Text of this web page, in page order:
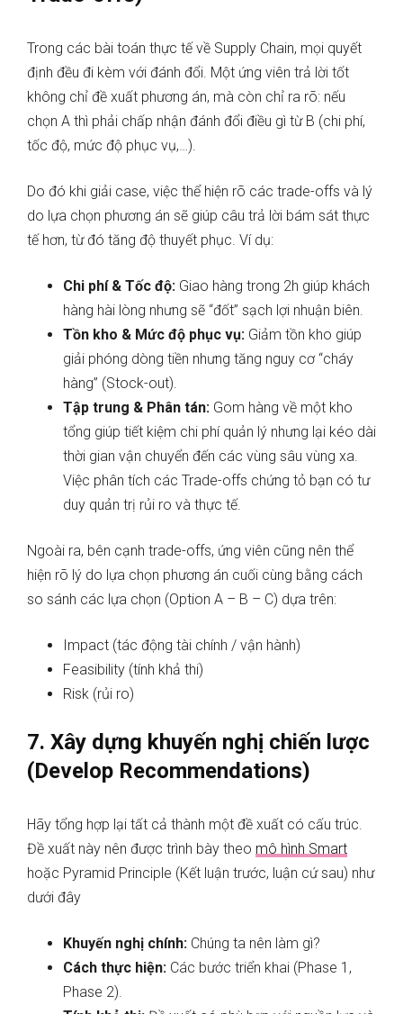
Trong các bài toán thực tế về Supply Chain, mọi quyết
định đều đi kèm với đánh đổi. Một ứng viên trả lời tốt
không chỉ đề xuất phương án, mà còn chỉ ra rõ: nếu
chọn A thì phải chấp nhận đánh đổi điều gì từ B (chi phí,
tốc độ, mức độ phục vụ,…).
Do đó khi giải case, việc thể hiện rõ các trade-offs và lý
do lựa chọn phương án sẽ giúp câu trả lời bám sát thực
tế hơn, từ đó tăng độ thuyết phục. Ví dụ:
Chi phí & Tốc độ: Giao hàng trong 2h giúp khách
hàng hài lòng nhưng sẽ “đốt” sạch lợi nhuận biên.
Tồn kho & Mức độ phục vụ: Giảm tồn kho giúp
giải phóng dòng tiền nhưng tăng nguy cơ “cháy
hàng” (Stock-out).
Tập trung & Phân tán: Gom hàng về một kho
tổng giúp tiết kiệm chi phí quản lý nhưng lại kéo dài
thời gian vận chuyển đến các vùng sâu vùng xa.
Việc phân tích các Trade-offs chứng tỏ bạn có tư
duy quản trị rủi ro và thực tế.
Ngoài ra, bên cạnh trade-offs, ứng viên cũng nên thể
hiện rõ lý do lựa chọn phương án cuối cùng bằng cách
so sánh các lựa chọn (Option A – B – C) dựa trên:
Impact (tác động tài chính / vận hành)
Feasibility (tính khả thi)
Risk (rủi ro)
7. Xây dựng khuyến nghị chiến lược
(Develop Recommendations)
Hãy tổng hợp lại tất cả thành một đề xuất có cấu trúc.
Đề xuất này nên được trình bày theo mô hình Smart
hoặc Pyramid Principle (Kết luận trước, luận cứ sau) như
dưới đây
Khuyến nghị chính: Chúng ta nên làm gì?
Cách thực hiện: Các bước triển khai (Phase 1,
Phase 2).